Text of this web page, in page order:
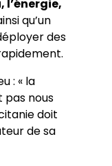
l’énergie,
qu’un
des
: « la
nous
doit
de sa